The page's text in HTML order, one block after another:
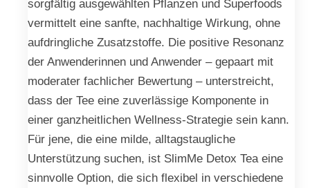
sorgfältig ausgewählten Pflanzen und Superfoods
vermittelt eine sanfte, nachhaltige Wirkung, ohne
aufdringliche Zusatzstoffe. Die positive Resonanz
der Anwenderinnen und Anwender – gepaart mit
moderater fachlicher Bewertung – unterstreicht,
dass der Tee eine zuverlässige Komponente in
einer ganzheitlichen Wellness-Strategie sein kann.
Für jene, die eine milde, alltagstaugliche
Unterstützung suchen, ist SlimMe Detox Tea eine
sinnvolle Option, die sich flexibel in verschiedene